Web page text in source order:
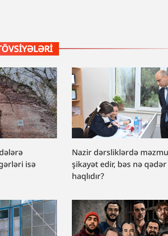
isə
Nazir dərsliklərdə
şikayət edir, bəs nə qədər
haqlıdır?